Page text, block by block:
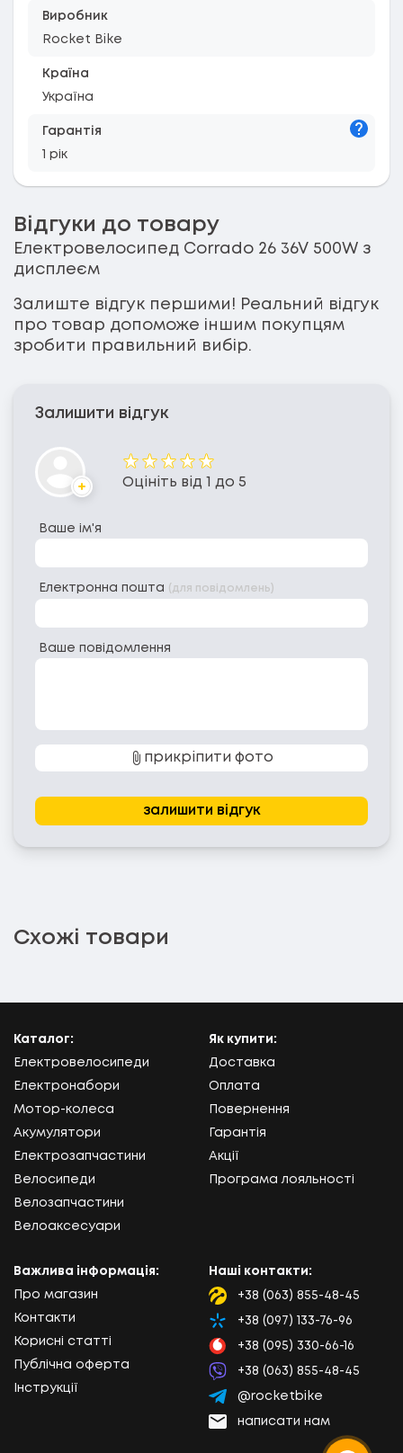
Виробник
Rocket Bike
Країна
Україна
Гарантія
1 рік
Відгуки до товару
Електровелосипед Corrado 26 36V 500W з
дисплеєм
Залиште відгук першими! Реальний відгук
про товар допоможе іншим покупцям
зробити правильний вибір.
Залишити відгук
Аватар
Оцінка
Оцініть від 1 до 5
Ваше ім'я
Електронна пошта (для повідомлень)
Ваше повідомлення
прикріпити фото
залишити відгук
Схожі товари
Каталог:
Електровелосипеди
Електронабори
Мотор-колеса
Акумулятори
Електрозапчастини
Велосипеди
Велозапчастини
Велоаксесуари
Як купити:
Доставка
Оплата
Повернення
Гарантія
Акції
Програма лояльності
Важлива інформація:
Про магазин
Контакти
Корисні статті
Публічна оферта
Інструкції
Наші контакти:
Lifecell
+38 (063) 855-48-45
Kyivstar
+38 (097) 133-76-96
Vodafone
+38 (095) 330-66-16
Viber
+38 (063) 855-48-45
Telegram
@rocketbike
Email
написати нам